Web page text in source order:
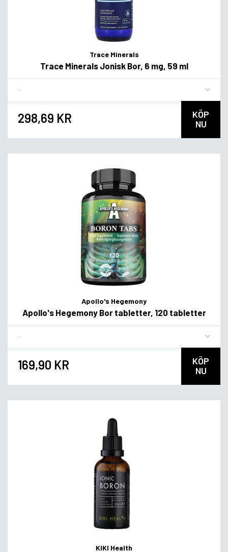
Trace Minerals
Trace Minerals Jonisk Bor, 6 mg, 59 ml
298,69 KR
KÖP
NU
Apollo's Hegemony
Apollo's Hegemony Bor tabletter, 120 tabletter
169,90 KR
KÖP
NU
KIKI Health